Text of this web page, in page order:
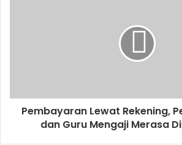
Pembayaran Lewat Rekening,
dan Guru Mengaji Merasa